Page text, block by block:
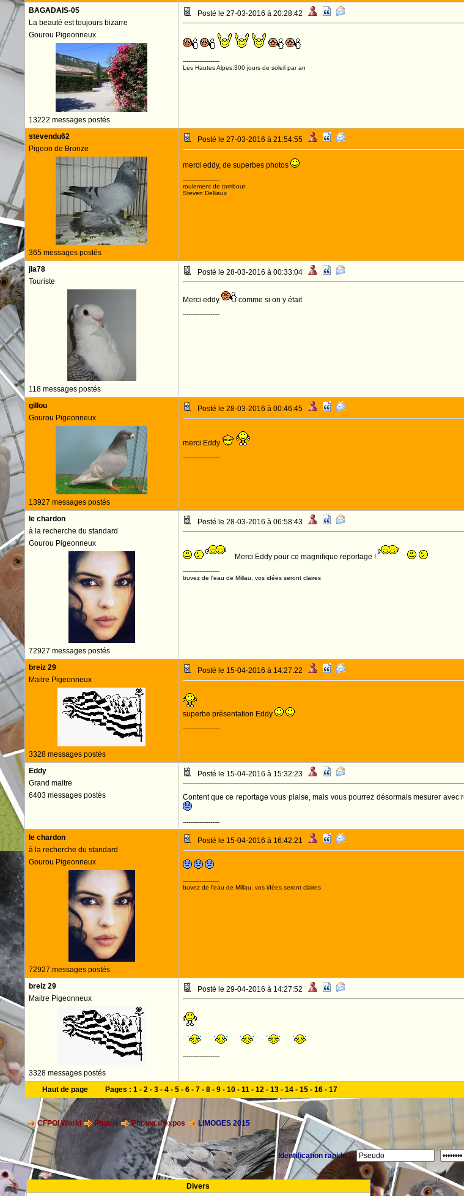
BAGADAIS-05
La beauté est toujours bizarre
Gourou Pigeonneux
13222 messages postés
Posté le 27-03-2016 à 20:28:42
--------------------
Les Hautes Alpes:300 jours de soleil par an
stevendu62
Pigeon de Bronze
365 messages postés
Posté le 27-03-2016 à 21:54:55
merci eddy, de superbes photos
--------------------
roulement de tambour
Steven Delliaux
jla78
Touriste
118 messages postés
Posté le 28-03-2016 à 00:33:04
Merci eddy comme si on y était
--------------------
gillou
Gourou Pigeonneux
13927 messages postés
Posté le 28-03-2016 à 00:46:45
merci Eddy
--------------------
le chardon
à la recherche du standard
Gourou Pigeonneux
72927 messages postés
Posté le 28-03-2016 à 06:58:43
Merci Eddy pour ce magnifique reportage !
--------------------
buvez de l'eau de Millau, vos idées seront claires
breiz 29
Maitre Pigeonneux
3328 messages postés
Posté le 15-04-2016 à 14:27:22
superbe présentation Eddy
--------------------
Eddy
Grand maitre
6403 messages postés
Posté le 15-04-2016 à 15:32:23
Content que ce reportage vous plaise, mais vous pourrez désormais mesurer
--------------------
le chardon
à la recherche du standard
Gourou Pigeonneux
72927 messages postés
Posté le 15-04-2016 à 16:42:21
--------------------
buvez de l'eau de Millau, vos idées seront claires
breiz 29
Maitre Pigeonneux
3328 messages postés
Posté le 29-04-2016 à 14:27:52
--------------------
Haut de page Pages : 1- 2- 3- 4- 5- 6- 7- 8- 9- 10- 11- 12- 13- 14- 15- 16- 17
CFPOI World Photos Photos d'expos LIMOGES 2015
Identification rapide :
Divers